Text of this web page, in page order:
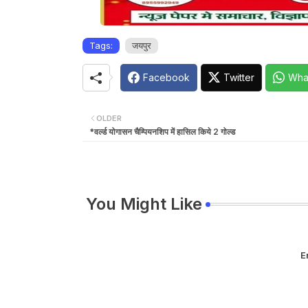
Tags: जयपुर
Facebook Twitter
OLDER
*वर्ल्ड योगासन चैम्पियनशिप में हासिल किये 2 गोल्ड
You Might Like